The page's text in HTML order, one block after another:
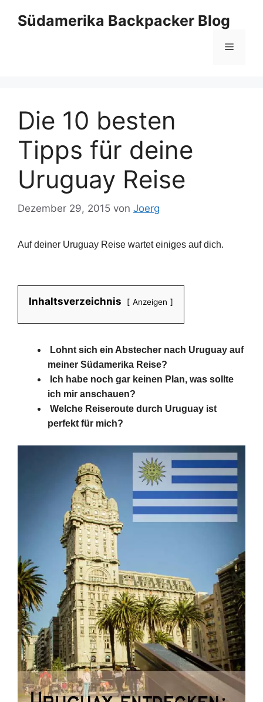
InhaltSüdamerika Backpacker Blog
Menü
Die 10 besten
Tipps für deine
Uruguay Reise
Dezember 29, 2015 von Joerg
Auf deiner Uruguay Reise wartet einiges auf dich.
Inhaltsverzeichnis Anzeigen
Lohnt sich ein Abstecher nach Uruguay auf
meiner Südamerika Reise?
Ich habe noch gar keinen Plan, was sollte
ich mir anschauen?
Welche Reiseroute durch Uruguay ist
perfekt für mich?